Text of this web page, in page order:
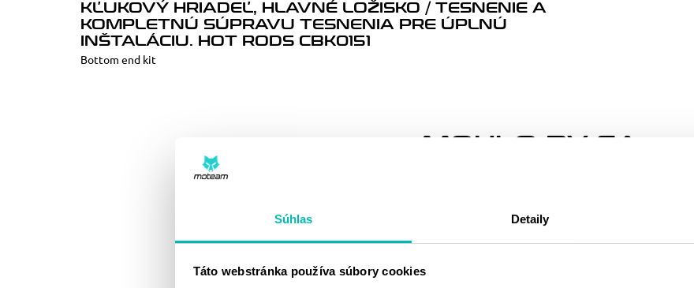
Súhlas Detaily
Táto webstránka používa súbory cookies
KĽUKOVÝ HRIADEĽ, HLAVNÉ LOŽISKO / TESNENIE A
KOMPLETNÚ SÚPRAVU TESNENIA PRE ÚPLNÚ
INŠTALÁCIU. HOT RODS CBK0151
Bottom end kit
MOHLO BY SA